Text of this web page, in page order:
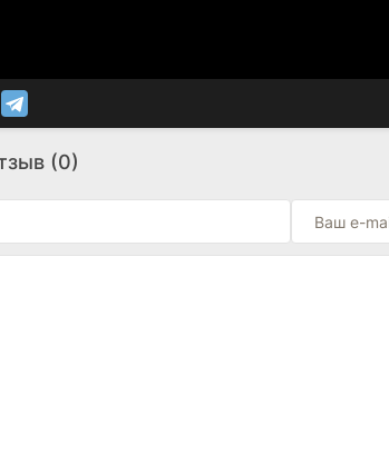
(0)